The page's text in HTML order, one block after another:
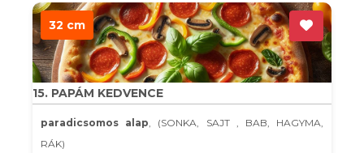
32 cm
15. PAPÁM KEDVENCE
paradicsomos alap, (SONKA, SAJT , BAB, HAGYMA,
RÁK)